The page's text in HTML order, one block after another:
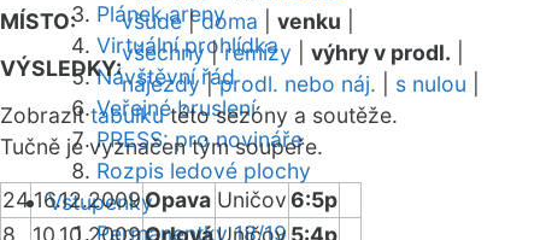
Plánek areny
Virtuální prohlídka
Návštěvní řád
Veřejné bruslení
PRESS: pro novináře
Rozpis ledové plochy
Vstupenky
Permanentky 18/19
MÍSTO:
všude|doma venku
VÝSLEDKY:
všechny|remízy výhry v prodl.
nájezdy|prodl. nebo náj. s nulou
Zobrazittabulkutéto sezóny a soutěže.
Tučně je vyznačen tým soupeře.
24 16.12.2009Opava Uničov6:5p
8
10.10.2009OrlováUničov 5:4p